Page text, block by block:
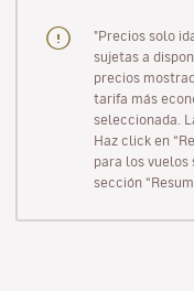
"Precios solo
sujetas a
precios
tarifa más
seleccionada.
Haz click en
para los vuelos
sección